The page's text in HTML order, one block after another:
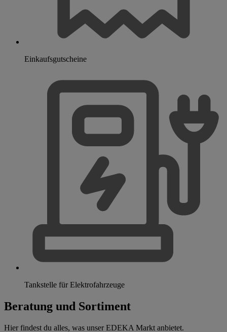
Einkaufsgutscheine
Tankstelle für Elektrofahrzeuge
Beratung und Sortiment
Hier findest du alles, was unser EDEKA Markt anbietet.